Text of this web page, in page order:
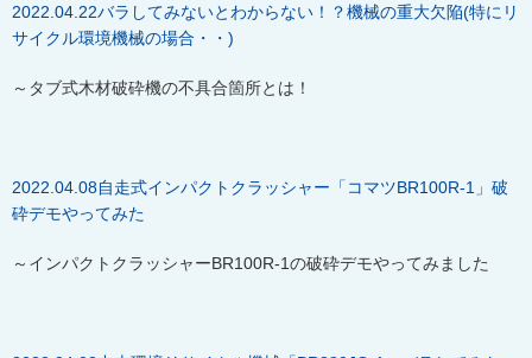
2022.04.22バラしてみないとわからない！？機械の重大欠陥(特にリ
サイクル環境機械の場合・・ )
～タブ式木材破砕機の不具合箇所とは！
2022.04.08自走式インパクトクラッシャー「コマツBR100R-1 」破
砕デモやってみた
～インパクトクラッシャーBR100R-1の破砕デモやってみました